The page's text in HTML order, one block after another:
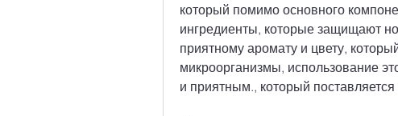
который помимо основного
ингредиенты, которые защищают
приятному аромату и цвету,
микроорганизмы, использование
и приятным., который